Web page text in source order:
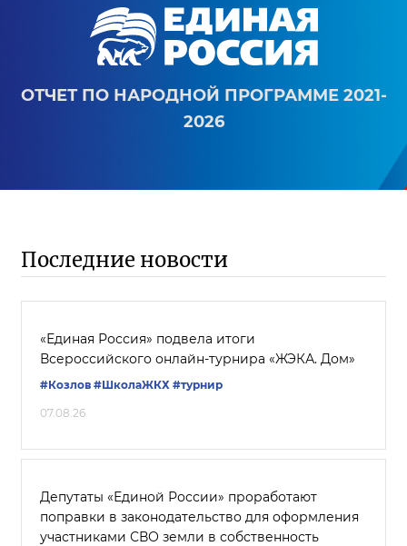
ОТЧЕТ ПО НАРОДНОЙ ПРОГРАММЕ 2021-
2026
Последние новости
«Единая Россия» подвела итоги
Всероссийского онлайн-турнира «ЖЭКА. Дом»
#Козлов #ШколаЖКХ #турнир
07.08.26
Депутаты «Единой России» проработают
поправки в законодательство для оформления
участниками СВО земли в собственность